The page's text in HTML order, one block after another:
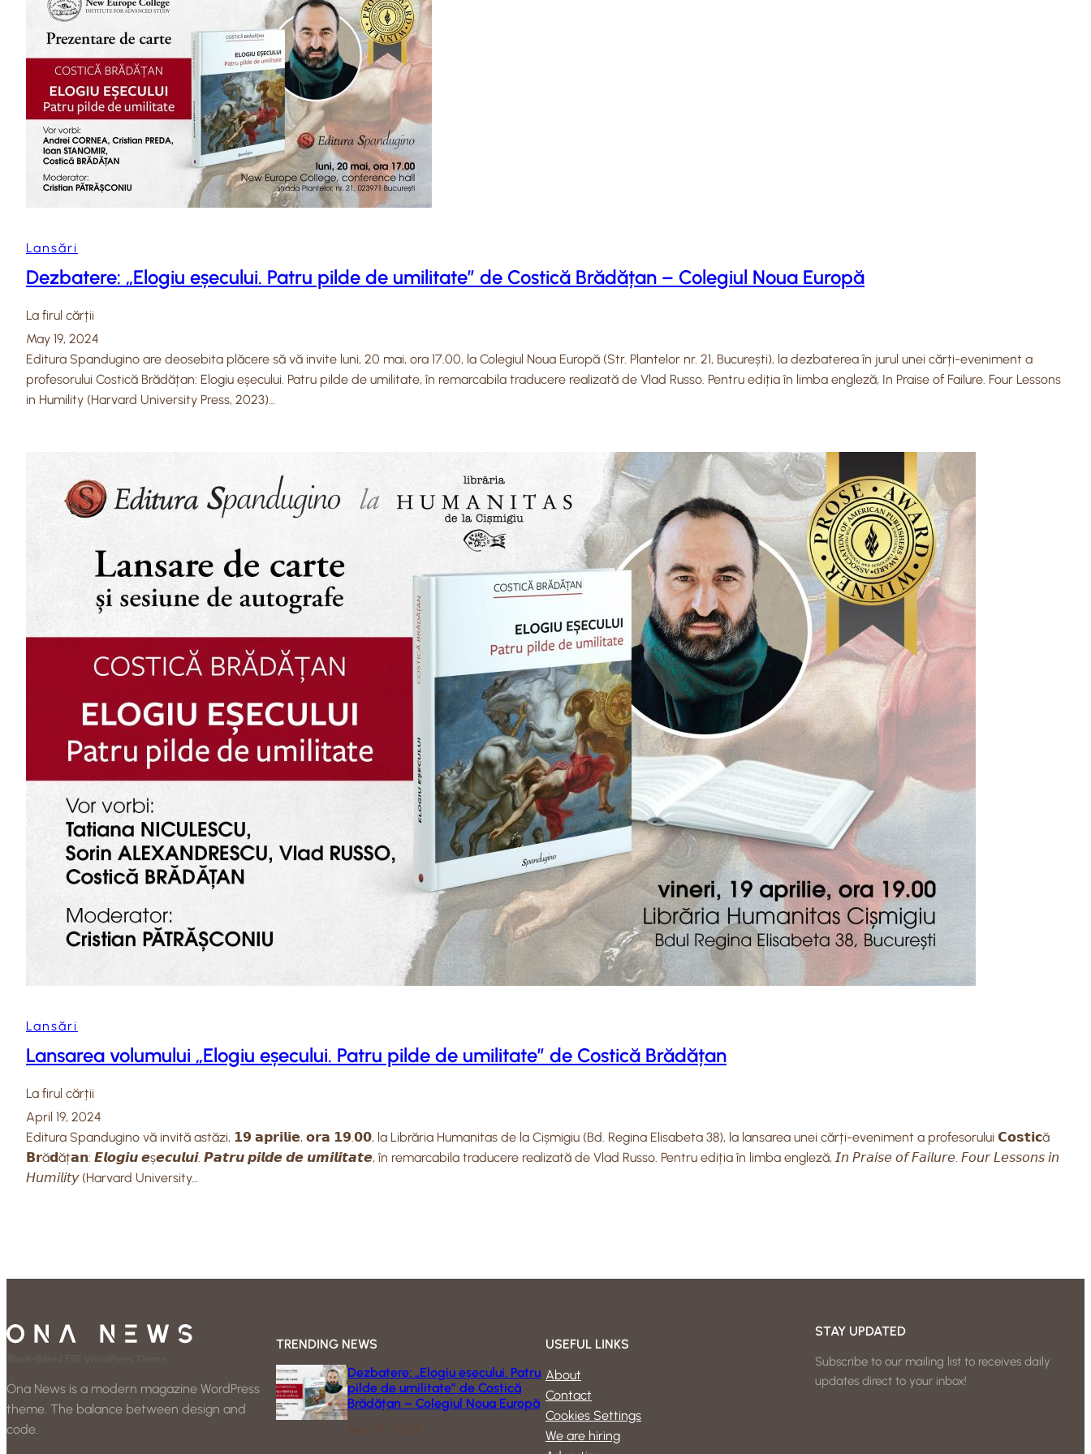
Lansări
Dezbatere: „Elogiu eșecului. Patru pilde de umilitate” de Costică Brădățan – Colegiul Noua Europă
La firul cărții
May 19, 2024
Editura Spandugino are deosebita plăcere să vă invite luni, 20 mai, ora 17.00, la Colegiul Noua Europă (Str. Plantelor nr. 21, București), la dezbaterea în jurul unei cărți-eveniment a
profesorului Costică Brădățan: Elogiu eșecului. Patru pilde de umilitate, în remarcabila traducere realizată de Vlad Russo. Pentru ediția în limba engleză, In Praise of Failure. Four Lessons
in Humility (Harvard University Press, 2023)…
Lansări
Lansarea volumului „Elogiu eșecului. Patru pilde de umilitate” de Costică Brădățan
La firul cărții
April 19, 2024
Editura Spandugino vă invită astăzi, 𝟭𝟵 𝗮𝗽𝗿𝗶𝗹𝗶𝗲, 𝗼𝗿𝗮 𝟭𝟵.𝟬𝟬, la Librăria Humanitas de la Cișmigiu (Bd. Regina Elisabeta 38), la lansarea unei cărți-eveniment a profesorului 𝗖𝗼𝘀𝘁𝗶𝗰ă
𝗕𝗿ă𝗱ăț𝗮𝗻: 𝙀𝙡𝙤𝙜𝙞𝙪 𝙚ș𝙚𝙘𝙪𝙡𝙪𝙞. 𝙋𝙖𝙩𝙧𝙪 𝙥𝙞𝙡𝙙𝙚 𝙙𝙚 𝙪𝙢𝙞𝙡𝙞𝙩𝙖𝙩𝙚, în remarcabila traducere realizată de Vlad Russo. Pentru ediția în limba engleză, 𝘐𝘯 𝘗𝘳𝘢𝘪𝘴𝘦 𝘰𝘧 𝘍𝘢𝘪𝘭𝘶𝘳𝘦. 𝘍𝘰𝘶𝘳 𝘓𝘦𝘴𝘴𝘰𝘯𝘴 𝘪𝘯
𝘏𝘶𝘮𝘪𝘭𝘪𝘵𝘺 (Harvard University…
Ona News is a modern magazine WordPress
theme. The balance between design and
code.
TRENDING NEWS
Dezbatere: „Elogiu eșecului. Patru
pilde de umilitate” de Costică
Brădățan – Colegiul Noua Europă
May 19, 2024
USEFUL LINKS
About
Contact
Cookies Settings
We are hiring
STAY UPDATED
Subscribe to our mailing list to receives daily
updates direct to your inbox!